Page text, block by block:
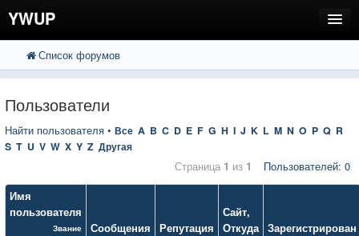
YWUP
FAQ
Вход
Список форумов
Пользователи
Найти пользователя • Все A B C D E F G H I J K L M N O P Q R
S T U V W X Y Z Другая
Пользователей: 0
Страница 1 из 1
Имя
пользователя
Звание Сообщения Репутация
Сайт,
Откуда Зарегистрирован